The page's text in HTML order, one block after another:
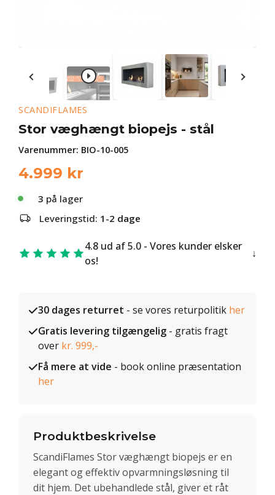
SCANDIFLAMES
Stor væghængt biopejs - stål
Varenummer: BIO-10-005
4.999 kr
3 på lager
Leveringstid: 1-2 dage
4.8 ud af 5.0 - Vores kunder elsker
os!
30 dages returret - se vores returpolitik her
Gratis levering tilgængelig - gratis fragt
over kr. 999,-
Få mere at vide - book online præsentation
her
Produktbeskrivelse
ScandiFlames Stor væghængt biopejs er en
elegant og effektiv opvarmningsløsning til
dit hjem. Det ubehandlede stål, giver et råt